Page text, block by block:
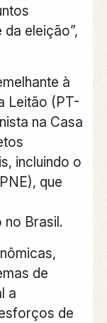
eleição”,
à
Leitão (PT-
na Casa
incluindo o
que
Brasil.
de
a
de